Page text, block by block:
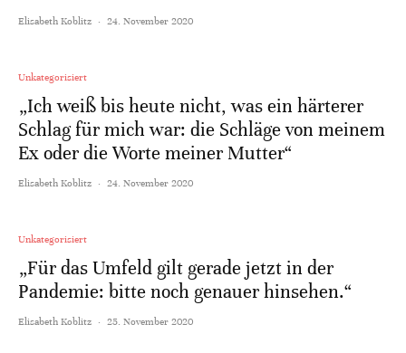
Elisabeth Koblitz · 24. November 2020
Unkategorisiert
„Ich weiß bis heute nicht, was ein härterer
Schlag für mich war: die Schläge von meinem
Ex oder die Worte meiner Mutter“
Elisabeth Koblitz · 24. November 2020
Unkategorisiert
„Für das Umfeld gilt gerade jetzt in der
Pandemie: bitte noch genauer hinsehen.“
Elisabeth Koblitz · 25. November 2020